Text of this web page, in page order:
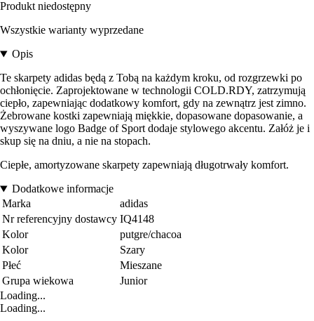
Produkt niedostępny
Wszystkie warianty wyprzedane
Opis
Te skarpety adidas będą z Tobą na każdym kroku, od rozgrzewki po
ochłonięcie. Zaprojektowane w technologii COLD.RDY, zatrzymują
ciepło, zapewniając dodatkowy komfort, gdy na zewnątrz jest zimno.
Żebrowane kostki zapewniają miękkie, dopasowane dopasowanie, a
wyszywane logo Badge of Sport dodaje stylowego akcentu. Załóż je i
skup się na dniu, a nie na stopach.
Ciepłe, amortyzowane skarpety zapewniają długotrwały komfort.
Dodatkowe informacje
Marka
adidas
Nr referencyjny dostawcy IQ4148
Kolor
putgre/chacoa
Kolor
Szary
Płeć
Mieszane
Grupa wiekowa
Junior
Loading...
Loading...